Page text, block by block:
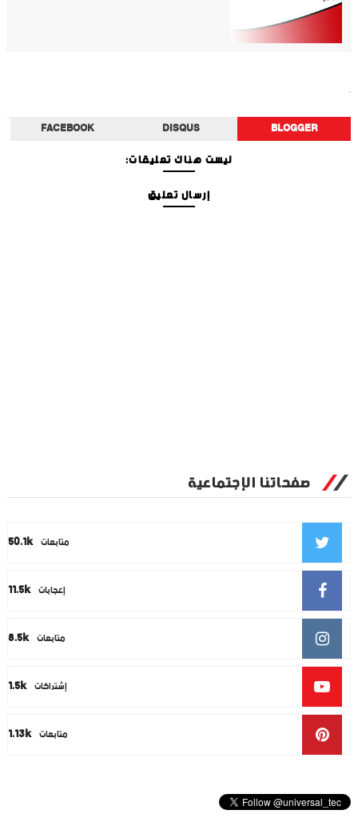
BLOGGER
DISQUS
FACEBOOK
ليست هناك تعليقات:
إرسال تعليق
صفحاتنا الإجتماعية
50.1k متابعات
11.5k إعجابات
8.5k متابعات
1.5k إشتراكات
1.13k متابعات